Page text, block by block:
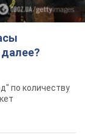
по количеству